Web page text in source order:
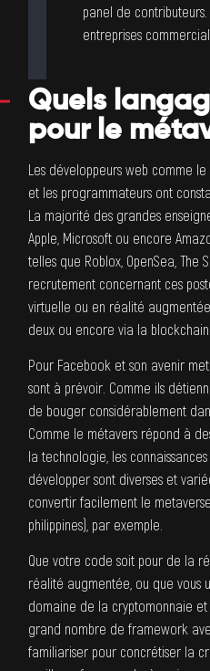
panel de
entreprises
Quels
pour le
Les développeurs web comme le
et les programmateurs ont
La majorité des grandes
Apple, Microsoft ou encore
telles que Roblox, OpenSea, The
recrutement concernant ces
virtuelle ou en réalité
deux ou encore via la blockchain
Pour Facebook et son avenir
sont à prévoir. Comme ils
de bouger considérablement
Comme le métavers répond à
la technologie, les
développer sont diverses et
convertir facilement le
philippines), par exemple.
Que votre code soit pour de la
réalité augmentée, ou que vous
domaine de la cryptomonnaie
grand nombre de framework
familiariser pour concrétiser la